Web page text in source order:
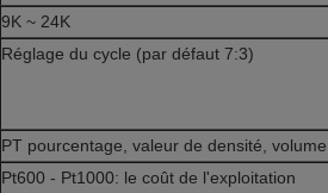
9K ~ 24K
Réglage du cycle (par défaut 7:3)
PT pourcentage, valeur de densité, volume
Pt600 - Pt1000: le coût de l'exploitation